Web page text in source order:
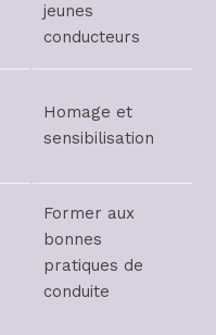
jeunes
conducteurs
Homage et
sensibilisation
Former aux
bonnes
pratiques de
conduite